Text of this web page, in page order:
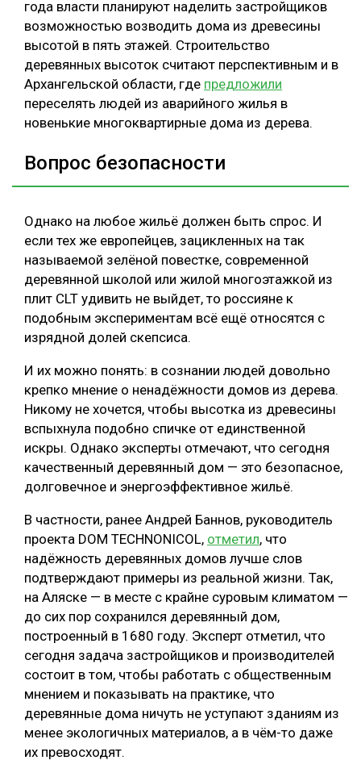
года власти планируют наделить застройщиков
возможностью возводить дома из древесины
высотой в пять этажей. Строительство
деревянных высоток считают перспективным и в
Архангельской области, где предложили
переселять людей из аварийного жилья в
новенькие многоквартирные дома из дерева.
Вопрос безопасности
Однако на любое жильё должен быть спрос. И
если тех же европейцев, зацикленных на так
называемой зелёной повестке, современной
деревянной школой или жилой многоэтажкой из
плит CLT удивить не выйдет, то россияне к
подобным экспериментам всё ещё относятся с
изрядной долей скепсиса.
И их можно понять: в сознании людей довольно
крепко мнение о ненадёжности домов из дерева.
Никому не хочется, чтобы высотка из древесины
вспыхнула подобно спичке от единственной
искры. Однако эксперты отмечают, что сегодня
качественный деревянный дом — это безопасное,
долговечное и энергоэффективное жильё.
В частности, ранее Андрей Баннов, руководитель
проекта DOM TECHNONICOL, отметил, что
надёжность деревянных домов лучше слов
подтверждают примеры из реальной жизни. Так,
на Аляске — в месте с крайне суровым климатом —
до сих пор сохранился деревянный дом,
построенный в 1680 году. Эксперт отметил, что
сегодня задача застройщиков и производителей
состоит в том, чтобы работать с общественным
мнением и показывать на практике, что
деревянные дома ничуть не уступают зданиям из
менее экологичных материалов, а в чём-то даже
их превосходят.